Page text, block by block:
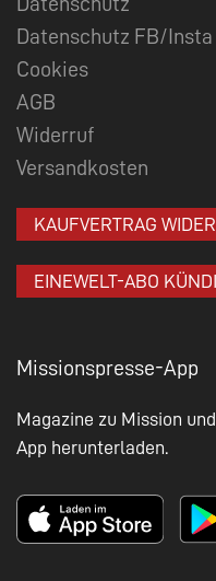
Datenschutz FB/Insta
Cookies
AGB
Widerruf
Versandkosten
KAUFVERTRAG
EINEWELT-ABO
Missionspresse-App
Magazine zu Mission
App herunterladen.